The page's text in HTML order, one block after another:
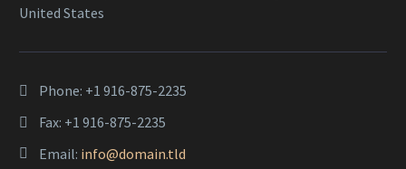
United States
Phone: +1 916-875-2235
Fax: +1 916-875-2235
Email: info@domain.tld